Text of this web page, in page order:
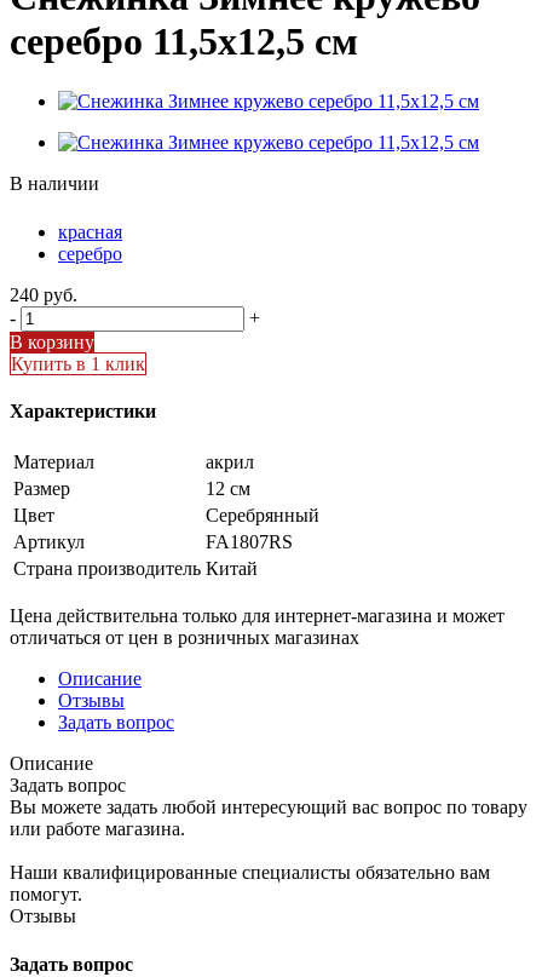
серебро 11,5х12,5 см
В наличии
красная
серебро
240 руб.
-
+
В корзину
Купить в 1 клик
Характеристики
Материал
акрил
Размер
12 см
Цвет
Серебрянный
Артикул
FA1807RS
Страна производитель Китай
Цена действительна только для интернет-магазина и может
отличаться от цен в розничных магазинах
Описание
Отзывы
Задать вопрос
Описание
Задать вопрос
Вы можете задать любой интересующий вас вопрос по товару
или работе магазина.
Наши квалифицированные специалисты обязательно вам
помогут.
Отзывы
Задать вопрос